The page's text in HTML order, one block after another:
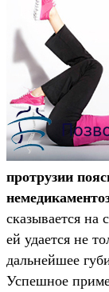
протрузии
сказывается на
ей удается не
дальнейшее
Успешное